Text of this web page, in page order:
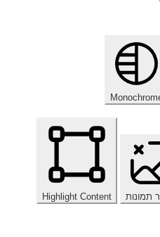
תמונות Highlight Content